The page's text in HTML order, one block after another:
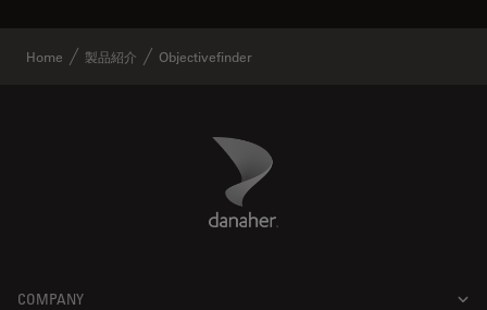
Home 製品紹介 Objectivefinder
Danaher Logo
COMPANY